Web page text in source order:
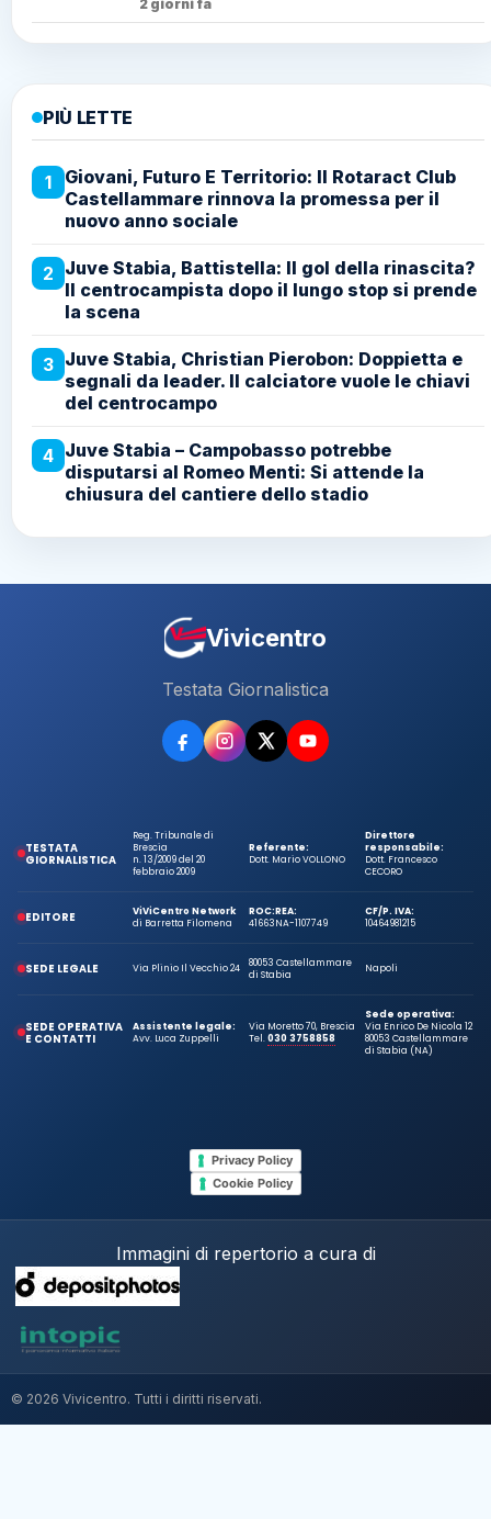
2 giorni fa
PIÙ LETTE
1
Giovani, Futuro E Territorio: Il Rotaract Club
Castellammare rinnova la promessa per il
nuovo anno sociale
2 Juve Stabia, Battistella: Il gol della rinascita?
Il centrocampista dopo il lungo stop si prende
la scena
3 Juve Stabia, Christian Pierobon: Doppietta e
segnali da leader. Il calciatore vuole le chiavi
del centrocampo
4 Juve Stabia – Campobasso potrebbe
disputarsi al Romeo Menti: Si attende la
chiusura del cantiere dello stadio
Vivicentro
Testata Giornalistica
TESTATA
GIORNALISTICA
Reg. Tribunale di
Brescia
n. 13/2009 del 20
febbraio 2009
Referente:
Dott. Mario VOLLONO
Direttore
responsabile:
Dott. Francesco
CECORO
EDITORE
ViViCentro Network
di Barretta Filomena
ROC:
41663
REA:
NA-1107749
CF/P. IVA:
10464981215
SEDE LEGALE Via Plinio Il Vecchio 24
80053 Castellammare
di Stabia
Napoli
SEDE OPERATIVA
E CONTATTI
Assistente legale:
Avv. Luca Zuppelli
Via Moretto 70, Brescia
Tel.030 3758858
Sede operativa:
Via Enrico De Nicola 12
80053 Castellammare
di Stabia (NA)
Privacy Policy
Cookie Policy
Immagini di repertorio a cura di
© 2026 Vivicentro. Tutti i diritti riservati.